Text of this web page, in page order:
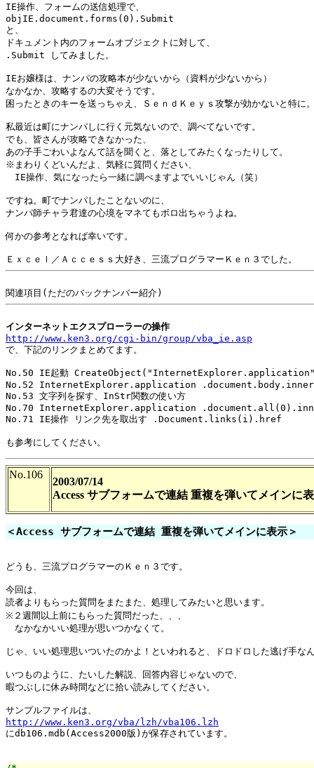
IE操作、フォームの送信処理で、
objIE.document.forms(0).Submit
と、
ドキュメント内のフォームオブジェクトに対して、
.Submit してみました。
IEお嬢様は、ナンパの攻略本が少ないから（資料が少ないから）
なかなか、攻略するの大変そうです。
困ったときのキーを送っちゃえ、ＳｅｎｄＫｅｙｓ攻撃が効かないと特に
私最近は町にナンパしに行く元気ないので、調べてないです。
でも、皆さんが攻略できなかった、
あの子手ごわいよなんて話を聞くと、落としてみたくなったりして。
※まわりくどいんだよ、気軽に質問ください、
IE操作、気になったら一緒に調べますよでいいじゃん（笑）
ですね。町でナンパしたことないのに、
ナンパ師チャラ君達の心境をマネてもボロ出ちゃうよね。
何かの参考となれば幸いです。
インターネットエクスプローラーの操作
http://www.ken3.org/cgi-bin/group/vba_ie.asp
で、下記のリンクまとめてます。
No.50 IE起動
No.52 InternetExplorer.application
No.53 文字列を探す、InStr関数の使い方
No.70 InternetExplorer.application
No.71 IE操作 リンク先を取出す .Document.links(i).href
No.106
2003/07/14
Access サブフォームで連結 重複を弾いてメインに
＜Access サブフォームで連結 重複を弾いてメインに表示＞
どうも、三流プログラマーのＫｅｎ３です。
今回は、
読者よりもらった質問をまたまた、処理してみたいと思います。
※２週間以上前にもらった質問だった、、、
なかなかいい処理が思いつかなくて。
じゃ、いい処理思いついたのかよ！といわれると、ドロドロした逃げ手な
いつものように、たいした解説、回答内容じゃないので、
暇つぶしに休み時間などに拾い読みしてください。
http://www.ken3.org/vba/lzh/vba106.lzh
にdb106.mdb(Access2000版)が保存されています。